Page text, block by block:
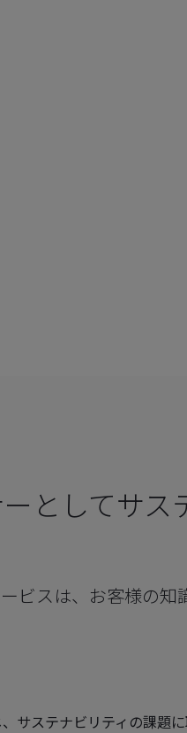
としてサス
ビスは、お客様の知
サステナビリティの課題に